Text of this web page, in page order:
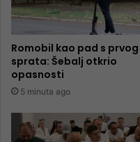
Romobil kao pad s prvog
sprata: Šebalj otkrio
opasnosti
5 minuta ago